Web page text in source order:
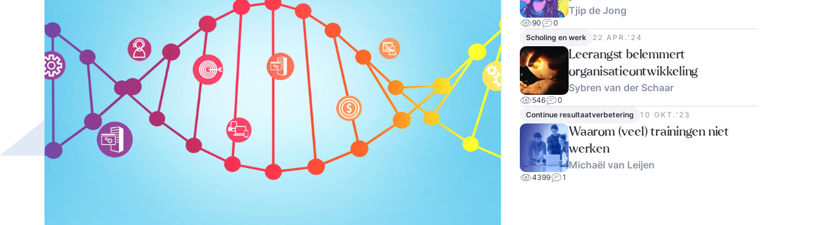
jonge professionals?
Tjip de Jong
90
0
Scholing en werk
22 APR.‘24
Leerangst belemmert
organisatieontwikkeling
Sybren van der Schaar
546
0
Continue resultaatverbetering
10 OKT.‘23
Waarom (veel) trainingen niet
werken
Michaël van Leijen
4399 1